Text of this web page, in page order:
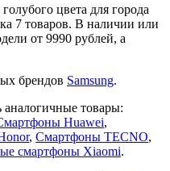
цвета для города
7 товаров. В наличии или
от 9990 рублей, а
брендов Samsung.
аналогичные товары:
Huawei,
, Смартфоны TECNO,
смартфоны Xiaomi.